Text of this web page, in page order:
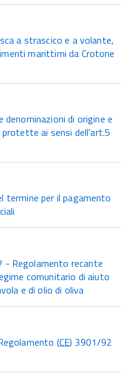
a strascico e a volante,
marittimi da Crotone
di origine e
protette ai sensi dell'art.5
termine per il pagamento
- Regolamento recante
comunitario di aiuto
e di olio di oliva
(CE) 3901/92